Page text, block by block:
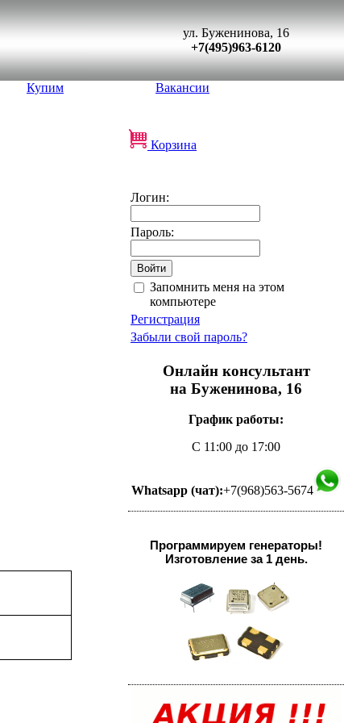
ул. Буженинова, 16
+7(495)963-6120
Купим Вакансии
Корзина
Логин:
Пароль:
Запомнить меня на этом
компьютере
Регистрация
Забыли свой пароль?
Онлайн консультант
на Буженинова, 16
График работы:
С 11:00 до 17:00
Whatsapp (чат):+7(968)563-5674
Программируем генераторы!
Изготовление за 1 день.